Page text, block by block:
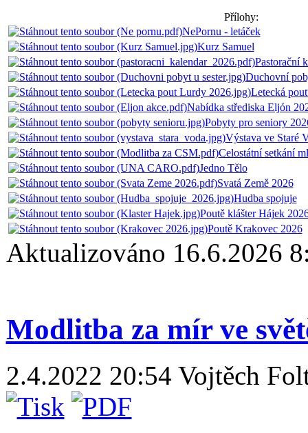
Přílohy:
NePornu - letáček
Kurz Samuel
Pastorační
Duchovní
Letecká
Nabídka střediska Eljón
Pobyty pro seniory
Výstava ve Staré
Celostátní setkání
Jedno Tělo
Svatá Země 2026
Hudba spojuje
Poutě klášter Hájek
Poutě Krakovec 2026
Aktualizováno 16.6.2026
Modlitba za mír ve
2.4.2022 20:54 Vojtěch